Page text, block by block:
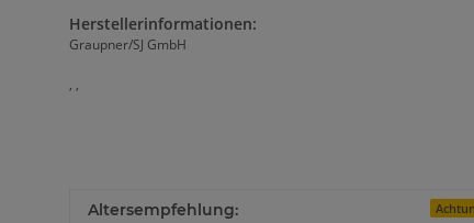
Herstellerinformationen:
Graupner/SJ GmbH
, ,
Altersempfehlung: